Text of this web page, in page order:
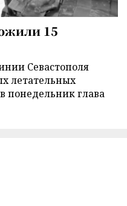
15
Севастополя
летательных
понедельник глава